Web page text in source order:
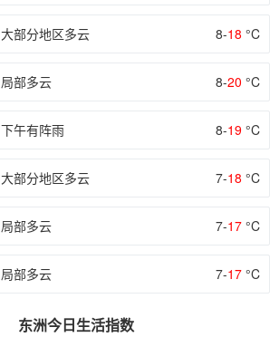
大部分地区多云 8-18 °C
局部多云 8-20 °C
下午有阵雨 8-19 °C
大部分地区多云 7-18 °C
局部多云 7-17 °C
局部多云 7-17 °C
东洲今日生活指数